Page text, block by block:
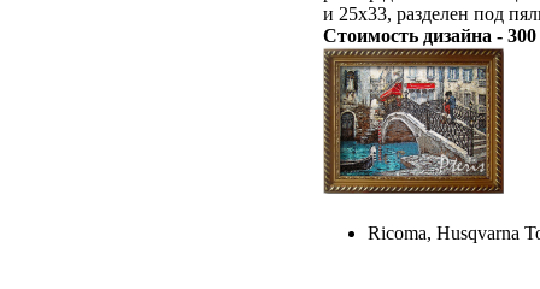
и 25х33, разделен под
Стоимость дизайна - 300
Ricoma, Husqvarna